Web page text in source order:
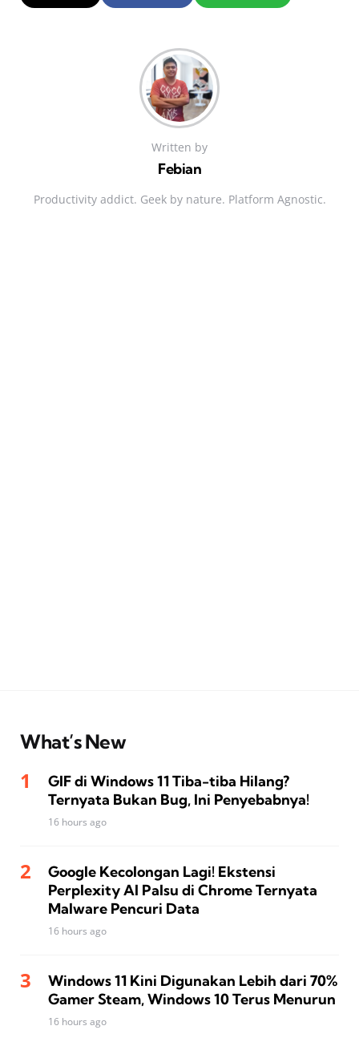
Written by
Febian
Productivity addict. Geek by nature. Platform Agnostic.
What’s New
GIF di Windows 11 Tiba-tiba Hilang?
Ternyata Bukan Bug, Ini Penyebabnya!
16 hours ago
Google Kecolongan Lagi! Ekstensi
Perplexity AI Palsu di Chrome Ternyata
Malware Pencuri Data
16 hours ago
Windows 11 Kini Digunakan Lebih dari 70%
Gamer Steam, Windows 10 Terus Menurun
16 hours ago